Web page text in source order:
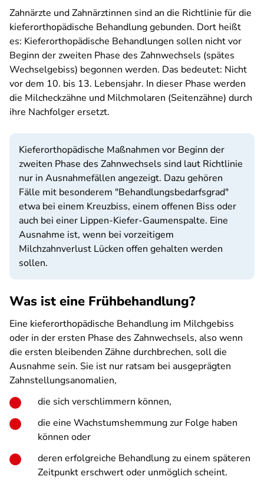
Zahnärzte und Zahnärztinnen sind an die Richtlinie für die
kieferorthopädische Behandlung gebunden. Dort heißt
es: Kieferorthopädische Behandlungen sollen nicht vor
Beginn der zweiten Phase des Zahnwechsels (spätes
Wechselgebiss) begonnen werden. Das bedeutet: Nicht
vor dem 10. bis 13. Lebensjahr. In dieser Phase werden
die Milcheckzähne und Milchmolaren (Seitenzähne) durch
ihre Nachfolger ersetzt.
Kieferorthopädische Maßnahmen vor Beginn der
zweiten Phase des Zahnwechsels sind laut Richtlinie
nur in Ausnahmefällen angezeigt. Dazu gehören
Fälle mit besonderem "Behandlungsbedarfsgrad"
etwa bei einem Kreuzbiss, einem offenen Biss oder
auch bei einer Lippen-Kiefer-Gaumenspalte. Eine
Ausnahme ist, wenn bei vorzeitigem
Milchzahnverlust Lücken offen gehalten werden
sollen.
Was ist eine Frühbehandlung?
Eine kieferorthopädische Behandlung im Milchgebiss
oder in der ersten Phase des Zahnwechsels, also wenn
die ersten bleibenden Zähne durchbrechen, soll die
Ausnahme sein. Sie ist nur ratsam bei ausgeprägten
Zahnstellungsanomalien,
die sich verschlimmern können,
die eine Wachstumshemmung zur Folge haben
können oder
deren erfolgreiche Behandlung zu einem späteren
Zeitpunkt erschwert oder unmöglich scheint.